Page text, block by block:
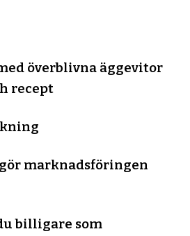
överblivna äggevitor
recept
marknadsföringen
billigare som